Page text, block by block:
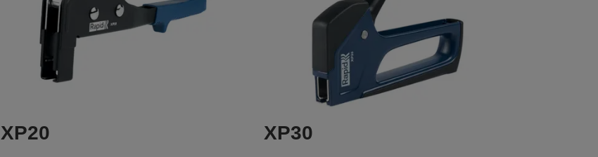
XP20 XP30